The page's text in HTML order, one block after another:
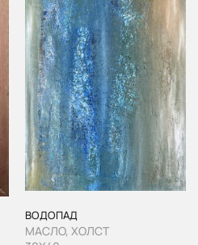
ВОДОПАД
МАСЛО, ХОЛСТ